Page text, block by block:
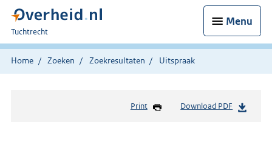
Menu
U
bent
hier:
Tuchtrecht
Home Zoeken Zoekresultaten Uitspraak
Print Download PDF